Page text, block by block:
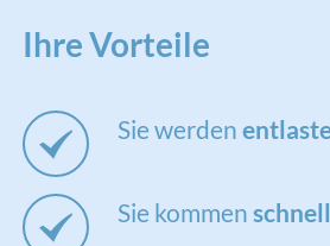
Ihre Vorteile
Sie werden
Sie kommen schnell